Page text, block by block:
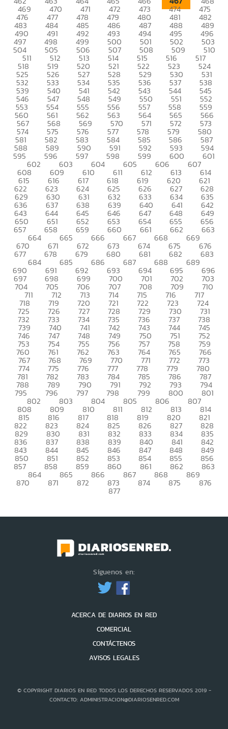
469 470 471 472 473 474 475
476 477 478 479 480 481 482
483 484 485 486 487 488 489
490 491 492 493 494 495 496
497 498 499 500 501 502 503
504 505 506 507 508 509 510
511 512 513 514 515 516 517
518 519 520 521 522 523 524
525 526 527 528 529 530 531
532 533 534 535 536 537 538
539 540 541 542 543 544 545
546 547 548 549 550 551 552
553 554 555 556 557 558 559
560 561 562 563 564 565 566
567 568 569 570 571 572 573
574 575 576 577 578 579 580
581 582 583 584 585 586 587
588 589 590 591 592 593 594
595 596 597 598 599 600 601
602 603 604 605 606 607
608 609 610 611 612 613 614
615 616 617 618 619 620 621
622 623 624 625 626 627 628
629 630 631 632 633 634 635
636 637 638 639 640 641 642
643 644 645 646 647 648 649
650 651 652 653 654 655 656
657 658 659 660 661 662 663
664 665 666 667 668 669
670 671 672 673 674 675 676
677 678 679 680 681 682 683
684 685 686 687 688 689
690 691 692 693 694 695 696
697 698 699 700 701 702 703
704 705 706 707 708 709 710
711 712 713 714 715 716 717
718 719 720 721 722 723 724
725 726 727 728 729 730 731
732 733 734 735 736 737 738
739 740 741 742 743 744 745
746 747 748 749 750 751 752
753 754 755 756 757 758 759
760 761 762 763 764 765 766
767 768 769 770 771 772 773
774 775 776 777 778 779 780
781 782 783 784 785 786 787
788 789 790 791 792 793 794
795 796 797 798 799 800 801
802 803 804 805 806 807
808 809 810 811 812 813 814
815 816 817 818 819 820 821
822 823 824 825 826 827 828
829 830 831 832 833 834 835
836 837 838 839 840 841 842
843 844 845 846 847 848 849
850 851 852 853 854 855 856
857 858 859 860 861 862 863
864 865 866 867 868 869
870 871 872 873 874 875 876
877
Síguenos en:
ACERCA DE DIARIOS EN RED
COMERCIAL
CONTÁCTENOS
AVISOS LEGALES
© COPYRIGHT DIARIOS EN RED TODOS LOS DERECHOS RESERVADOS 2019 -
CONTACTO: ADMINISTRACION@DIARIOSENRED.COM